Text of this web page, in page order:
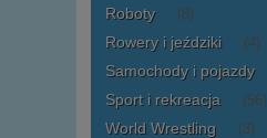
Roboty (8)
Rowery i jeździki (4)
Samochody i pojazdy
Sport i rekreacja (56)
World Wrestling (3)